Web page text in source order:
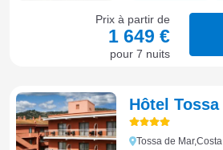
Prix à partir de
1 649 €
pour 7 nuits
Hôtel
Tossa de